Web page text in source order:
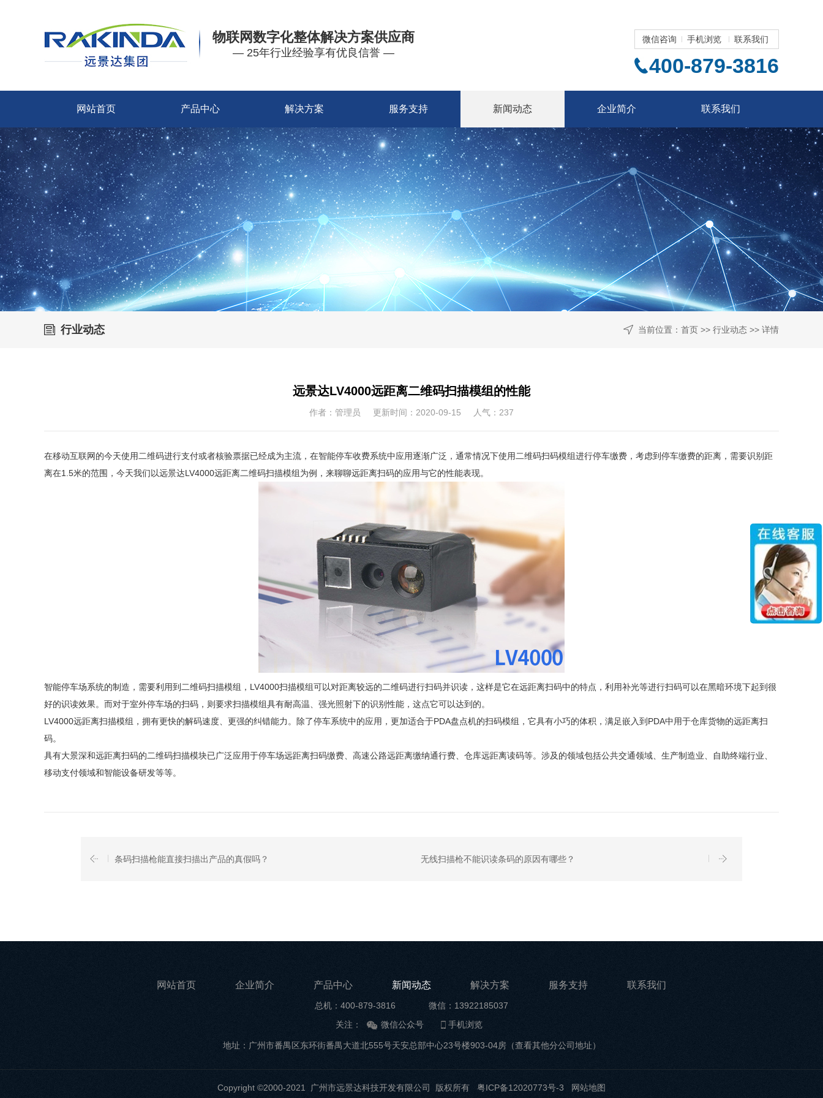
物联网数字化整体解决方案供应商
— 25年行业经验享有优良信誉 —
微信咨询 手机浏览 联系我们
400-879-3816
网站首页 产品中心 解决方案 服务支持 新闻动态 企业简介 联系我们
行业动态 当前位置： 首页 >> 行业动态 >> 详情
远景达LV4000远距离二维码扫描模组的性能
作者：管理员 更新时间：2020-09-15 人气： 237
在移动互联网的今天使用二维码进行支付或者核验票据已经成为主流，在智能停车收费系统中应用逐渐广泛，通常情况下使用二维码扫码模组进行停车缴费，考虑到停车缴费的距离，需要识别距
离在1.5米的范围，今天我们以远景达LV4000远距离二维码扫描模组为例，来聊聊远距离扫码的应用与它的性能表现。
智能停车场系统的制造，需要利用到二维码扫描模组，LV4000扫描模组可以对距离较远的二维码进行扫码并识读，这样是它在远距离扫码中的特点，利用补光等进行扫码可以在黑暗环境下起到很
好的识读效果。而对于室外停车场的扫码，则要求扫描模组具有耐高温、强光照射下的识别性能，这点它可以达到的。
LV4000远距离扫描模组，拥有更快的解码速度、更强的纠错能力。除了停车系统中的应用，更加适合于PDA盘点机的扫码模组，它具有小巧的体积，满足嵌入到PDA中用于仓库货物的远距离扫
码。
具有大景深和远距离扫码的二维码扫描模块已广泛应用于停车场远距离扫码缴费、高速公路远距离缴纳通行费、仓库远距离读码等。涉及的领域包括公共交通领域、生产制造业、自助终端行业、
移动支付领域和智能设备研发等等。
条码扫描枪能直接扫描出产品的真假吗？ 无线扫描枪不能识读条码的原因有哪些？
网站首页 企业简介 产品中心 新闻动态 解决方案 服务支持 联系我们
总机：400-879-3816
微信：13922185037
关注：
微信公众号 手机浏览
地址：广州市番禺区东环街番禺大道北555号天安总部中心23号楼903-04房（查看其他分公司地址）
Copyright ©2000-2021 广州市远景达科技开发有限公司 版权所有 粤ICP备12020773号-3 网站地图